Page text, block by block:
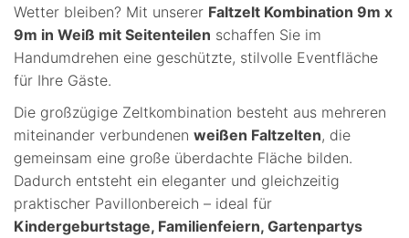
Wetter bleiben? Mit unserer Faltzelt Kombination 9m x
9m in Weiß mit Seitenteilen schaffen Sie im
Handumdrehen eine geschützte, stilvolle Eventfläche
für Ihre Gäste.
Die großzügige Zeltkombination besteht aus mehreren
miteinander verbundenen weißen Faltzelten, die
gemeinsam eine große überdachte Fläche bilden.
Dadurch entsteht ein eleganter und gleichzeitig
praktischer Pavillonbereich – ideal für
Kindergeburtstage, Familienfeiern, Gartenpartys